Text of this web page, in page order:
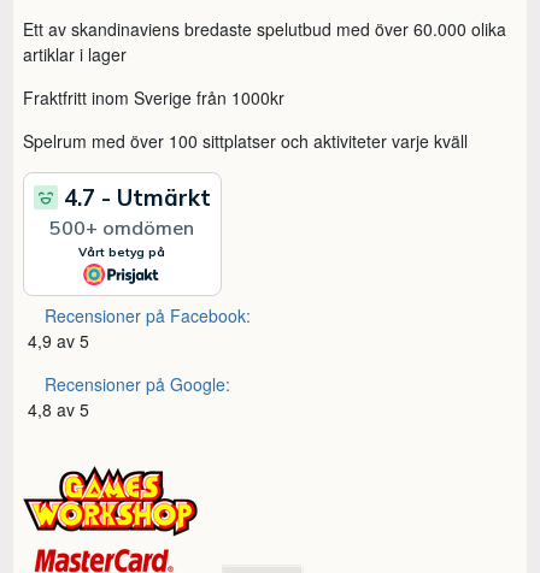
Ett av skandinaviens bredaste spelutbud med över 60.000 olika
artiklar i lager
Fraktfritt inom Sverige från 1000kr
Spelrum med över 100 sittplatser och aktiviteter varje kväll
Recensioner på Facebook:
4,9 av 5
Recensioner på Google:
4,8 av 5